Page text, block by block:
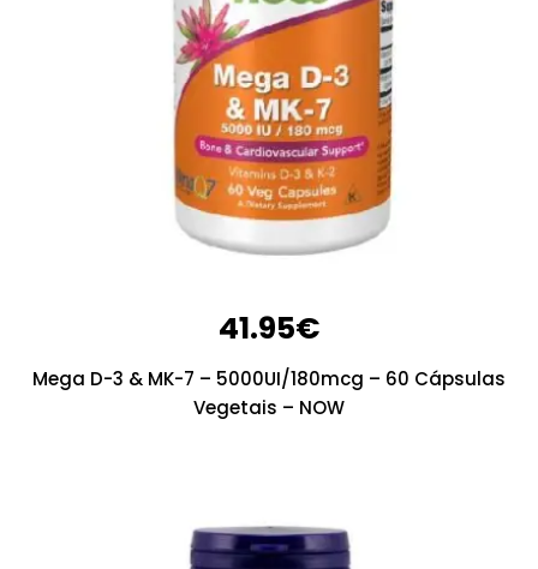
41.95€
Mega D-3 & MK-7 – 5000UI/180mcg – 60 Cápsulas
Vegetais – NOW